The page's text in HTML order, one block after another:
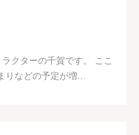
クターの千賀です。 ここ
りなどの予定が増...